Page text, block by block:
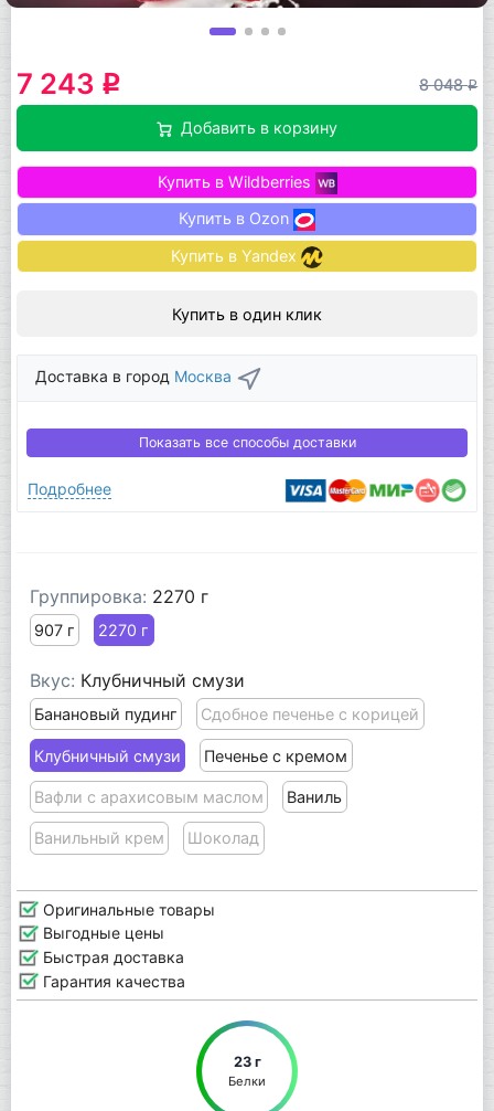
7 243 q 8 048q
Добавить в корзину
Купить в Wildberries
Купить в Ozon
Купить в Yandex
Купить в один клик
Доставка в город Москва
Показать все способы доставки
Подробнее
Группировка: 2270 г
907 г 2270 г
Вкус: Клубничный смузи
Банановый пудинг Сдобное печенье с корицей
Клубничный смузи Печенье с кремом
Вафли с арахисовым маслом Ваниль
Ванильный крем Шоколад
Оригинальные товары
Выгодные цены
Быстрая доставка
Гарантия качества
23 г
Белки